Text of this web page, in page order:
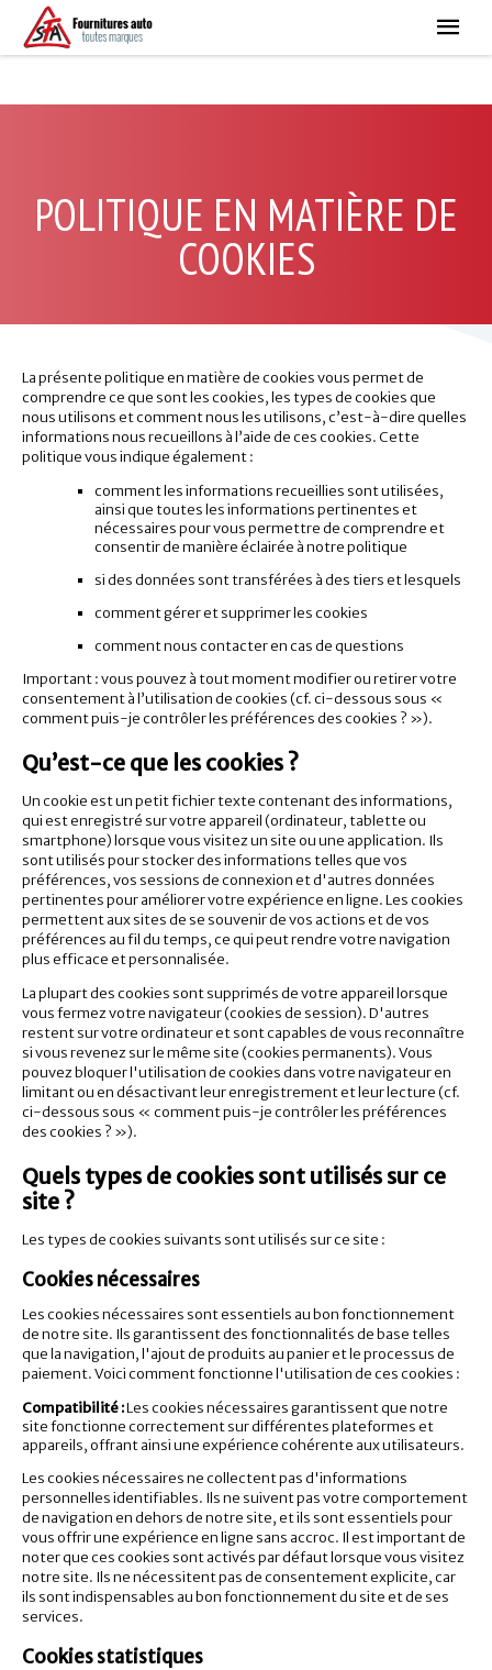
c
POLITIQUE EN MATIÈRE DE
COOKIES
La présente politique en matière de cookies vous permet de
comprendre ce que sont les cookies, les types de cookies que
nous utilisons et comment nous les utilisons, c’est-à-dire quelles
informations nous recueillons à l’aide de ces cookies. Cette
politique vous indique également :
comment les informations recueillies sont utilisées,
ainsi que toutes les informations pertinentes et
nécessaires pour vous permettre de comprendre et
consentir de manière éclairée à notre politique
si des données sont transférées à des tiers et lesquels
comment gérer et supprimer les cookies
comment nous contacter en cas de questions
Important : vous pouvez à tout moment modifier ou retirer votre
consentement à l’utilisation de cookies (cf. ci-dessous sous «
comment puis-je contrôler les préférences des cookies ? »).
Qu’est-ce que les cookies ?
Un cookie est un petit fichier texte contenant des informations,
qui est enregistré sur votre appareil (ordinateur, tablette ou
smartphone) lorsque vous visitez un site ou une application. Ils
sont utilisés pour stocker des informations telles que vos
préférences, vos sessions de connexion et d'autres données
pertinentes pour améliorer votre expérience en ligne. Les cookies
permettent aux sites de se souvenir de vos actions et de vos
préférences au fil du temps, ce qui peut rendre votre navigation
plus efficace et personnalisée.
La plupart des cookies sont supprimés de votre appareil lorsque
vous fermez votre navigateur (cookies de session). D'autres
restent sur votre ordinateur et sont capables de vous reconnaître
si vous revenez sur le même site (cookies permanents). Vous
pouvez bloquer l'utilisation de cookies dans votre navigateur en
limitant ou en désactivant leur enregistrement et leur lecture (cf.
ci-dessous sous « comment puis-je contrôler les préférences
des cookies ? »).
Quels types de cookies sont utilisés sur ce
site ?
Les types de cookies suivants sont utilisés sur ce site :
Cookies nécessaires
Les cookies nécessaires sont essentiels au bon fonctionnement
de notre site. Ils garantissent des fonctionnalités de base telles
que la navigation, l'ajout de produits au panier et le processus de
paiement. Voici comment fonctionne l'utilisation de ces cookies :
Compatibilité :Les cookies nécessaires garantissent que notre
site fonctionne correctement sur différentes plateformes et
appareils, offrant ainsi une expérience cohérente aux utilisateurs.
Les cookies nécessaires ne collectent pas d'informations
personnelles identifiables. Ils ne suivent pas votre comportement
de navigation en dehors de notre site, et ils sont essentiels pour
vous offrir une expérience en ligne sans accroc. Il est important de
noter que ces cookies sont activés par défaut lorsque vous visitez
notre site. Ils ne nécessitent pas de consentement explicite, car
ils sont indispensables au bon fonctionnement du site et de ses
services.
Cookies statistiques